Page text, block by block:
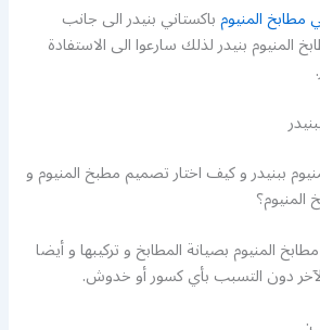
مطابخ المنيومباكستاني بنيدر الى جانب
بنيدر لذلك سارعوا الى الاستفادة
ببنيدر و كيف اختار تصميم مطبخ المنيوم و
المنيوم بصيانة المطابخ و تركيبها و أيضا
دون التسبب بأي كسور أو خدوش.